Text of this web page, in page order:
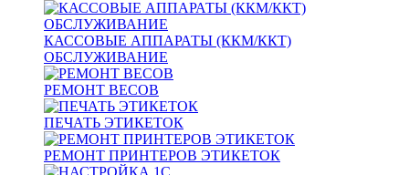
КАССОВЫЕ АППАРАТЫ (ККМ/ККТ)
ОБСЛУЖИВАНИЕ
РЕМОНТ ВЕСОВ
ПЕЧАТЬ ЭТИКЕТОК
РЕМОНТ ПРИНТЕРОВ ЭТИКЕТОК